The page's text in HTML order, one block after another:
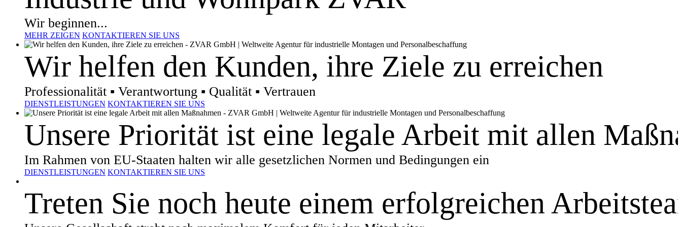
Wir beginnen...
MEHR ZEIGEN KONTAKTIEREN SIE UNS
Wir helfen den Kunden, ihre Ziele zu erreichen
Professionalität ▪ Verantwortung ▪ Qualität ▪ Vertrauen
DIENSTLEISTUNGEN KONTAKTIEREN SIE UNS
Unsere Priorität ist eine legale Arbeit mit allen
Im Rahmen von EU-Staaten halten wir alle gesetzlichen Normen und Bedingungen ein
DIENSTLEISTUNGEN KONTAKTIEREN SIE UNS
Treten Sie noch heute einem erfolgreichen